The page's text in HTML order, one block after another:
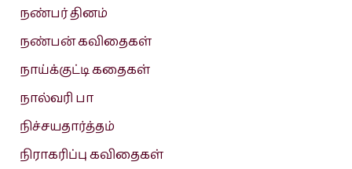
நண்பர் தினம்
நண்பன் கவிதைகள்
நாய்க்குட்டி கதைகள்
நால்வரி பா
நிச்சயதார்த்தம்
நிராகரிப்பு கவிதைகள்